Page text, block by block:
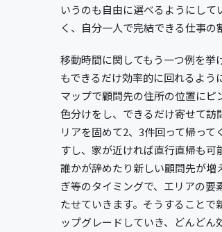
いうのも自由に選べるようにし
く、自分一人で完結できる仕事の
移動時間に関してもう一つ例を挙
もできるだけ効率的に回れるよう
マップで顧問先の住所の位置にピ
色分けをし、できるだけ寄せて訪
リアを固めて2、3件回って帰って
すし、家が近ければ直行直帰も可
誰かが辞めたり新しい顧問先が増
ぎ等のタイミングで、エリアの要
たせていきます。そうすることで
ップグレードしていき、どんどん